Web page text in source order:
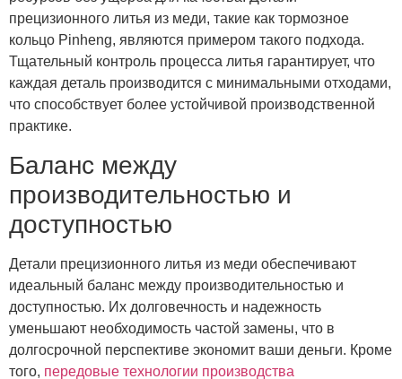
прецизионного литья из меди, такие как тормозное
кольцо Pinheng, являются примером такого подхода.
Тщательный контроль процесса литья гарантирует, что
каждая деталь производится с минимальными отходами,
что способствует более устойчивой производственной
практике.
Баланс между
производительностью и
доступностью
Детали прецизионного литья из меди обеспечивают
идеальный баланс между производительностью и
доступностью. Их долговечность и надежность
уменьшают необходимость частой замены, что в
долгосрочной перспективе экономит ваши деньги. Кроме
того, передовые технологии производства